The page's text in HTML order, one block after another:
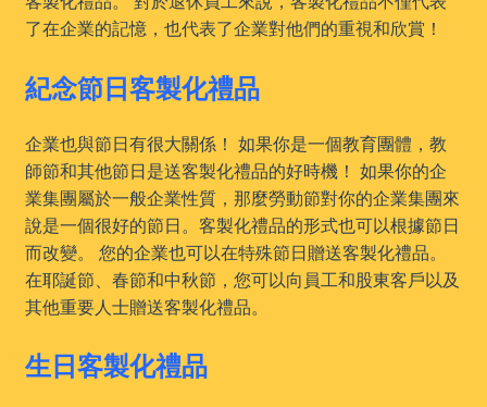
了在企業的記憶，也代表了企業對他們的重視和欣賞！
紀念節日客製化禮品
企業也與節日有很大關係！ 如果你是一個教育團體，教
師節和其他節日是送客製化禮品的好時機！ 如果你的企
業集團屬於一般企業性質，那麼勞動節對你的企業集團來
說是一個很好的節日。客製化禮品的形式也可以根據節日
而改變。 您的企業也可以在特殊節日贈送客製化禮品。
在耶誕節、春節和中秋節，您可以向員工和股東客戶以及
其他重要人士贈送客製化禮品。
生日客製化禮品